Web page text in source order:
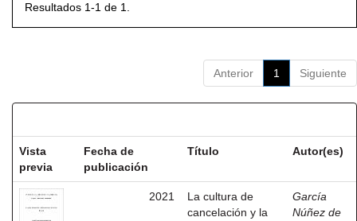
Resultados 1-1 de 1.
Anterior 1 Siguiente
Vista
previa
Fecha de
publicación
Título Autor(es)
2021
La cultura de
cancelación y la
García
Núñez de